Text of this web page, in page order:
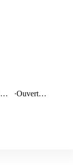
·Ouvert